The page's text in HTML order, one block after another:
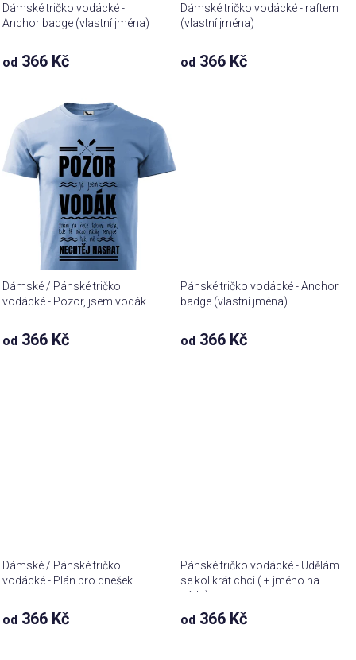
Dámské tričko vodácké -
Anchor badge (vlastní jména)
od 366 Kč
Dámské tričko vodácké - raftem
(vlastní jména)
od 366 Kč
Dámské / Pánské tričko
vodácké - Pozor, jsem vodák
od 366 Kč
Pánské tričko vodácké - Anchor
badge (vlastní jména)
od 366 Kč
Dámské / Pánské tričko
vodácké - Plán pro dnešek
od 366 Kč
Pánské tričko vodácké - Udělám
se kolikrát chci ( + jméno na
záda)
od 366 Kč